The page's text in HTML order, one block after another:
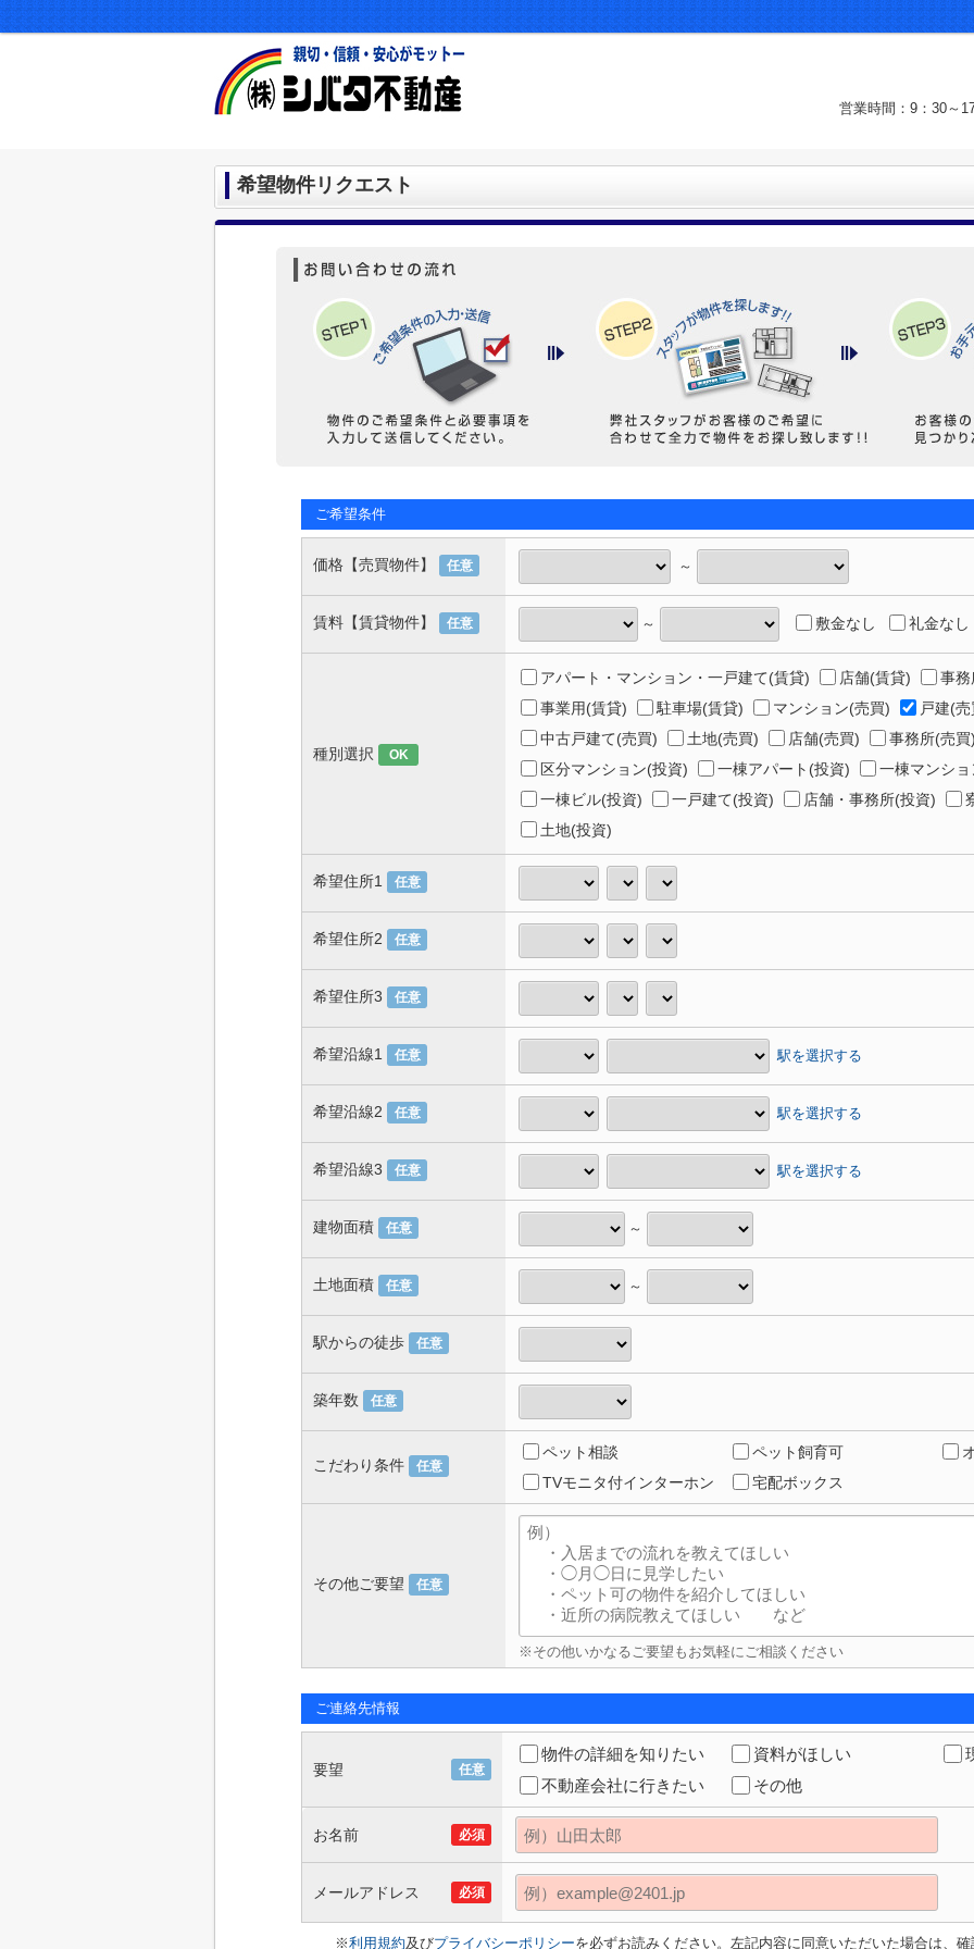
営業時間：9：30～
希望物件リクエスト
ご希望条件
価格【売買物件】 任意 ～
賃料【賃貸物件】 任意 ～ 敷金なし 礼金なし
種別選択 OK
アパート・マンション・一戸建て(賃貸) 店舗(賃貸) 事務
事業用(賃貸)
駐車場(賃貸) マンション(売買) 戸建(売
中古戸建て(売買)
土地(売買) 店舗(売買) 事務所(売買)
区分マンション(投資)
一棟アパート(投資)
一棟マンシ
一棟ビル(投資)
一戸建て(投資) 店舗・事務所(投資)
土地(投資)
希望住所1 任意
希望住所2 任意
希望住所3 任意
希望沿線1 任意 駅を選択する
希望沿線2 任意 駅を選択する
希望沿線3 任意 駅を選択する
建物面積 任意 ～
土地面積 任意 ～
駅からの徒歩 任意
築年数 任意
こだわり条件 任意
ペット相談 ペット飼育可
TVモニタ付インターホン
宅配ボックス
その他ご要望 任意
※その他いかなるご要望もお気軽にご相談ください
ご連絡先情報
要望 任意
物件の詳細を知りたい 資料がほしい
不動産会社に行きたい
その他
お名前 必須
メールアドレス 必須
※利用規約及びプライバシーポリシーを必ずお読みください。左記内容に同意いただいた場合は、確